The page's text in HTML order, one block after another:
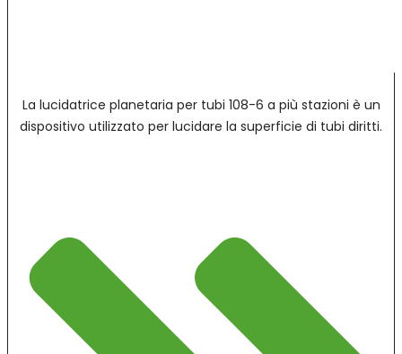
La lucidatrice planetaria per tubi 108-6 a più stazioni è un
dispositivo utilizzato per lucidare la superficie di tubi diritti.